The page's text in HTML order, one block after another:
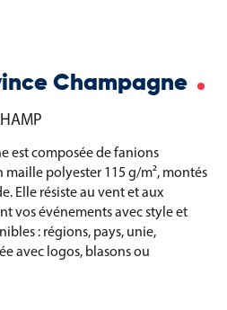
Champagne
est composée de fanions
polyester 115 g/m², montés
Elle résiste au vent et aux
vos événements avec style et
: régions, pays, unie,
avec logos, blasons ou